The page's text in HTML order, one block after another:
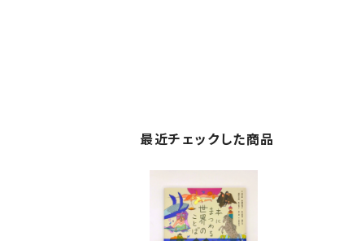
最近チェックした商品